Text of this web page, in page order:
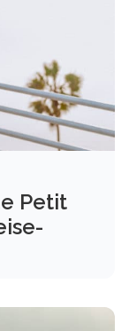
Petit